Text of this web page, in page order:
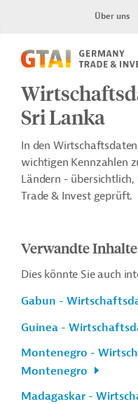
Über uns
Sri Lanka
In den
wichtigen Kennzahlen
Ländern -
Trade & Invest geprüft.
Verwandte Inhalte
Dies könnte Sie auch
Gabun -
Guinea -
Montenegro -
Montenegro
Madagaskar -